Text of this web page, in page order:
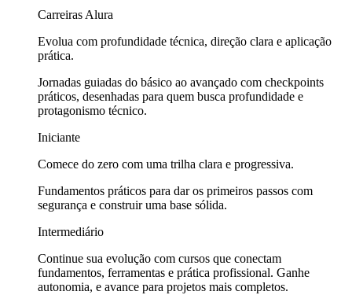
Carreiras Alura
Evolua com profundidade técnica, direção clara e aplicação
prática.
Jornadas guiadas do básico ao avançado com checkpoints
práticos, desenhadas para quem busca profundidade e
protagonismo técnico.
Iniciante
Comece do zero com uma trilha clara e progressiva.
Fundamentos práticos para dar os primeiros passos com
segurança e construir uma base sólida.
Intermediário
Continue sua evolução com cursos que conectam
fundamentos, ferramentas e prática profissional. Ganhe
autonomia, e avance para projetos mais completos.